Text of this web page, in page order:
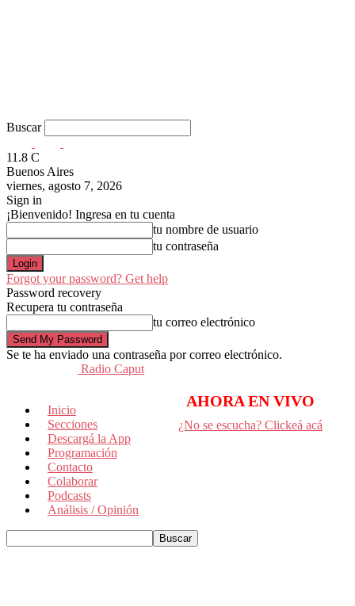
Buscar
11.8 C
Buenos Aires
viernes, agosto 7, 2026
Sign in
¡Bienvenido! Ingresa en tu cuenta
tu nombre de usuario
tu contraseña
Forgot your password? Get help
Password recovery
Recupera tu contraseña
tu correo electrónico
Se te ha enviado una contraseña por correo electrónico.
Radio Caput
AHORA EN VIVO
¿No se escucha? Clickeá acá
Inicio
Secciones
Descargá la App
Programación
Contacto
Colaborar
Podcasts
Análisis / Opinión